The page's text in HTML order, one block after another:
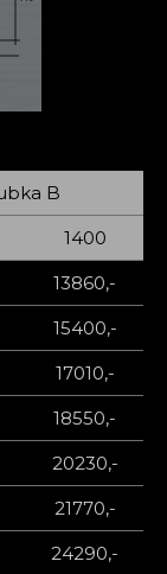
B
1400
13860,-
15400,-
17010,-
18550,-
20230,-
21770,-
24290,-